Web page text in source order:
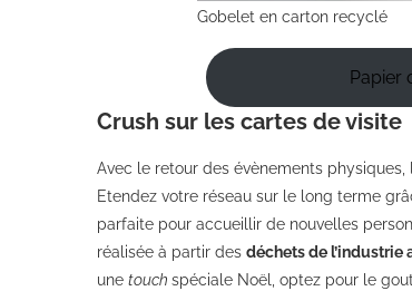
Gobelet en carton recyclé
Papier
Crush sur les cartes de visite
Avec le retour des évènements
Etendez votre réseau sur le long terme
parfaite pour accueillir de nouvelles
réalisée à partir des déchets de l’industrie
une touch spéciale Noël, optez pour le